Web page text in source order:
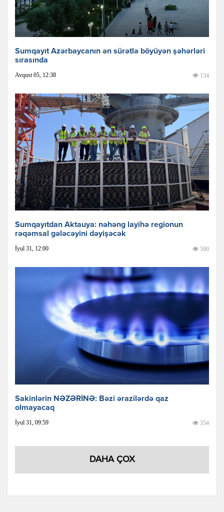
Sumqayıt Azərbaycanın ən sürətlə böyüyən şəhərləri
sırasında
Avqust 05, 12:38 134
Sumqayıtdan Aktauya: nəhəng layihə regionun
rəqəmsal gələcəyini dəyişəcək
İyul 31, 12:00 500
Sakinlərin NƏZƏRİNƏ: Bəzi ərazilərdə qaz
olmayacaq
İyul 31, 09:59 354
DAHA ÇOX